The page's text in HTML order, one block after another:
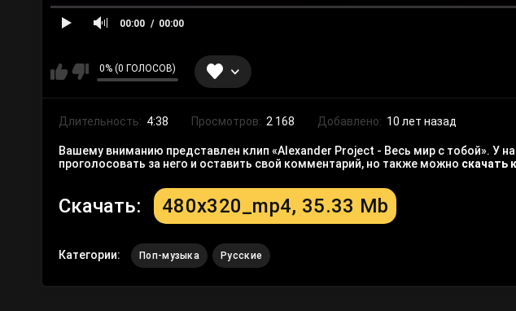
00:00 00:00
0% (0 ГОЛОСОВ)
Длительность: 4:38 Просмотров: 2 168 Добавлено: 10 лет назад
Вашему вниманию представлен клип «Alexander Project - Весь мир с тобой». У
проголосовать за него и оставить свой комментарий, но также можно скачать
Скачать: 480x320_mp4, 35.33 Mb
Категории: Поп-музыка Русские